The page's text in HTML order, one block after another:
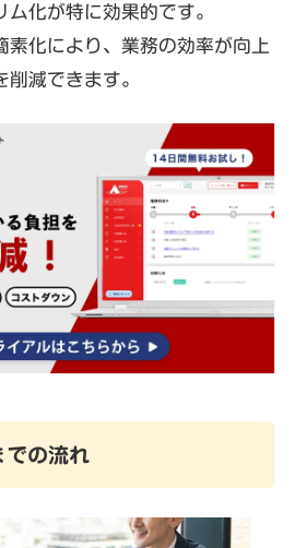
化が特に効果的です。
素化により、業務の効率が向上
減できます。
の流れ